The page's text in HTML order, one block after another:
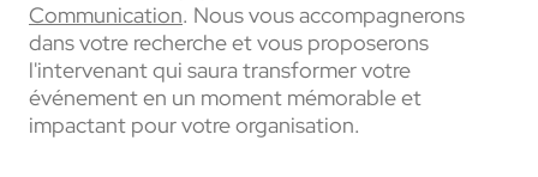
Communication. Nous vous accompagnerons
dans votre recherche et vous proposerons
l'intervenant qui saura transformer votre
événement en un moment mémorable et
impactant pour votre organisation.